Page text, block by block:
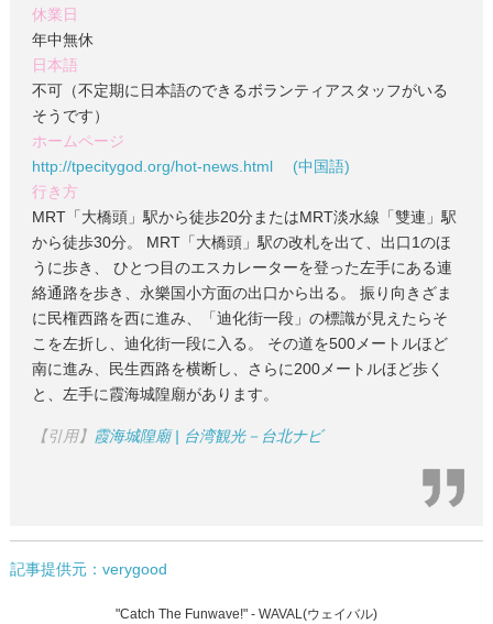
休業日
年中無休
日本語
不可（不定期に日本語のできるボランティアスタッフがいる
そうです）
ホームページ
http://tpecitygod.org/hot-news.html (中国語)
行き方
MRT「大橋頭」駅から徒歩20分またはMRT淡水線「雙連」駅
から徒歩30分。 MRT「大橋頭」駅の改札を出て、出口1のほ
うに歩き、 ひとつ目のエスカレーターを登った左手にある連
絡通路を歩き、永樂国小方面の出口から出る。 振り向きざま
に民権西路を西に進み、「迪化街一段」の標識が見えたらそ
こを左折し、迪化街一段に入る。 その道を500メートルほど
南に進み、民生西路を横断し、さらに200メートルほど歩く
と、左手に霞海城隍廟があります。
【引用】 霞海城隍廟 | 台湾観光－台北ナビ
記事提供元：verygood
"Catch The Funwave!" - WAVAL(ウェイバル)